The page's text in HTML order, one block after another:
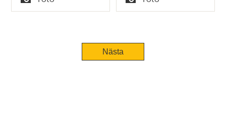
Typ
19
Typ
Nästa